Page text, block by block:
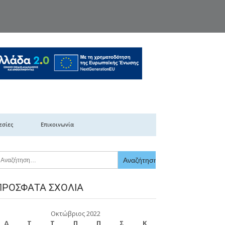
Ελλάδας
Επικοινωνία
ΣΧΌΛΙΑ
Οκτώβριος 2022
Δ
Τ Τ Π Π Σ
Κ